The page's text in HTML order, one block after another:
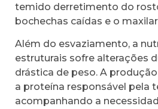
temido derretimento do
bochechas caídas e o
Além do esvaziamento, a
estruturais sofre alterações
drástica de peso. A
a proteína responsável pela
acompanhando a